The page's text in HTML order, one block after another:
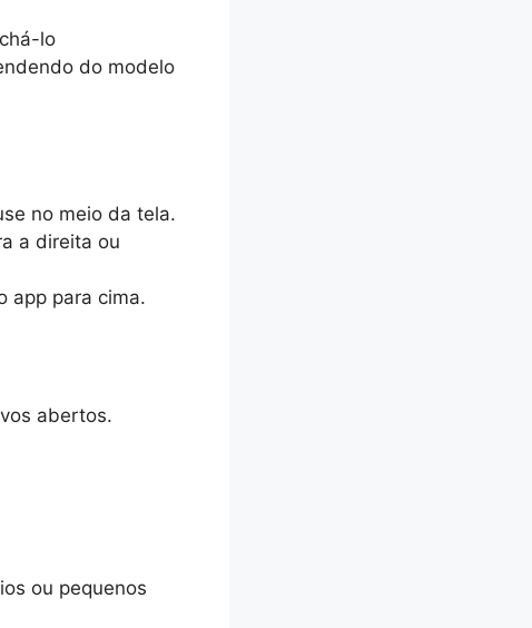
lo
do modelo
no meio da tela.
a direita ou
app para cima.
abertos.
ou pequenos